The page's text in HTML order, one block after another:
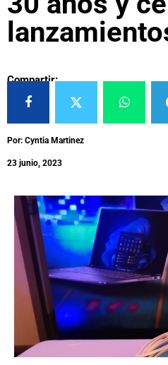
Compartir:
Por: Cyntia Martinez
23 junio, 2023